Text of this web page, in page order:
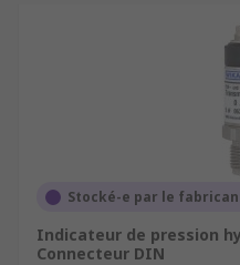
Stocké-e par le
Indicateur de pression
Connecteur DIN